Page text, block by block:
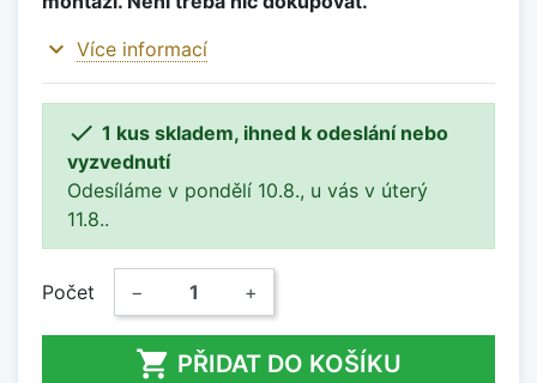
expand_more Více informací
 1 kus skladem, ihned k odeslání nebo
vyzvednutí
Odesíláme v pondělí 10.8., u vás v úterý
11.8..
Počet − +
 PŘIDAT DO KOŠÍKU